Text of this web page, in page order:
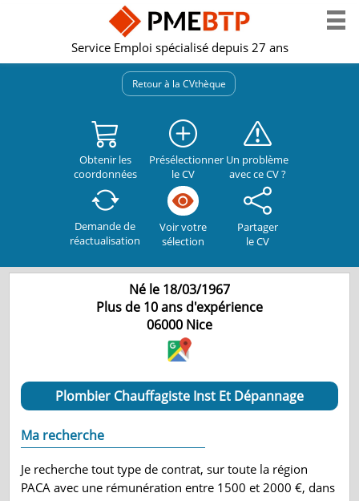
Service Emploi spécialisé depuis 27 ans
Retour à la CVthèque
Obtenir les
coordonnées
Présélectionner
le CV
Un problème
avec ce CV ?
Demande de
réactualisation
Voir votre
sélection
Partager
le CV
Né le 18/03/1967
Plus de 10 ans d'expérience
06000 Nice
Plombier Chauffagiste Inst Et Dépannage
Ma recherche
Je recherche tout type de contrat, sur toute la région
PACA avec une rémunération entre 1500 et 2000 €, dans